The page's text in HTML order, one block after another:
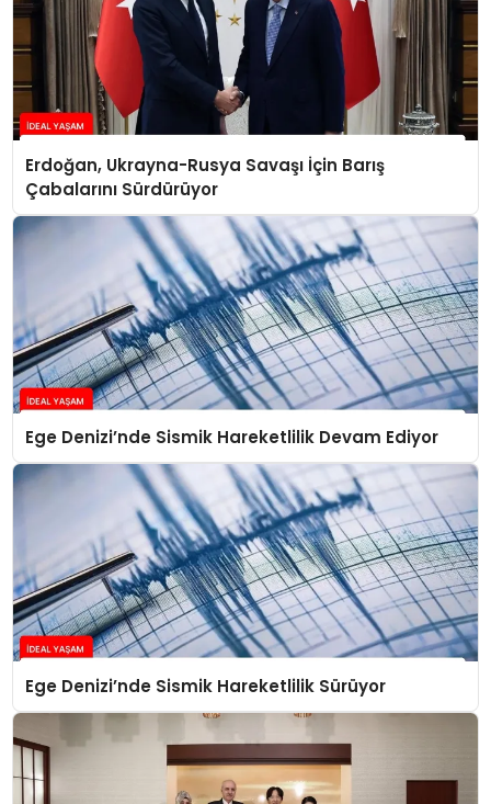
Erdoğan, Ukrayna-Rusya Savaşı İçin Barış
Çabalarını Sürdürüyor
Ege Denizi’nde Sismik Hareketlilik Devam Ediyor
Ege Denizi’nde Sismik Hareketlilik Sürüyor